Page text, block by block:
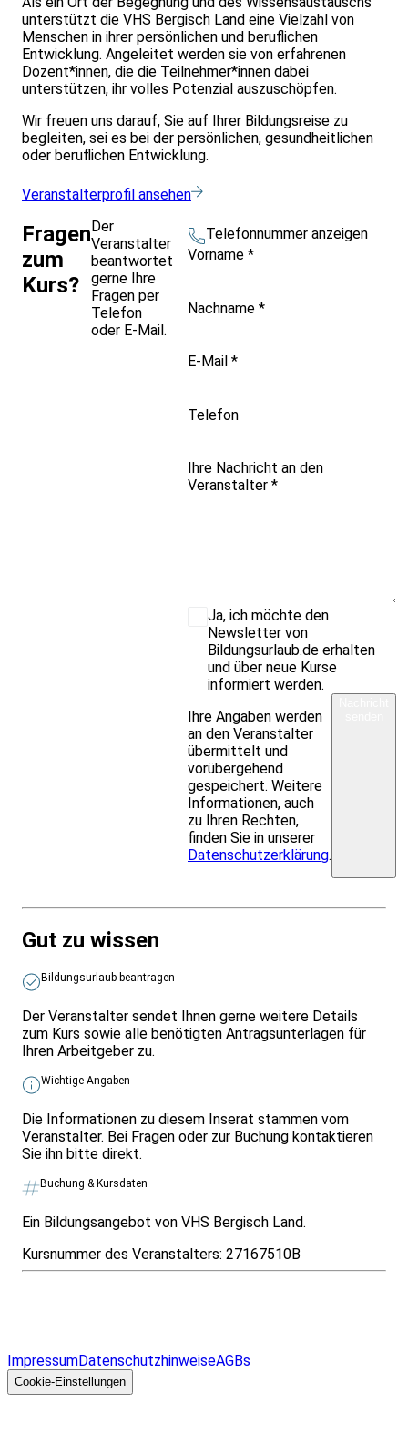
unterstützt die VHS Bergisch Land eine Vielzahl von
Menschen in ihrer persönlichen und beruflichen
Entwicklung. Angeleitet werden sie von erfahrenen
Dozent*innen, die die Teilnehmer*innen dabei
unterstützen, ihr volles Potenzial auszuschöpfen.
Wir freuen uns darauf, Sie auf Ihrer Bildungsreise zu
begleiten, sei es bei der persönlichen, gesundheitlichen
oder beruflichen Entwicklung.
Veranstalterprofil ansehen
Fragen
zum
Kurs?
Der
Veranstalter
beantwortet
gerne Ihre
Fragen per
Telefon
oder E-Mail.
Telefonnummer anzeigen
Vorname *
Nachname *
E-Mail *
Telefon
Ihre Nachricht an den
Veranstalter *
Ja, ich möchte den
Newsletter von
Bildungsurlaub.de erhalten
und über neue Kurse
informiert werden.
Ihre Angaben werden
an den Veranstalter
übermittelt und
vorübergehend
gespeichert. Weitere
Informationen, auch
zu Ihren Rechten,
finden Sie in unserer
Datenschutzerklärung.
Gut zu wissen
Bildungsurlaub beantragen
Der Veranstalter sendet Ihnen gerne weitere Details
zum Kurs sowie alle benötigten Antragsunterlagen für
Ihren Arbeitgeber zu.
Wichtige Angaben
Die Informationen zu diesem Inserat stammen vom
Veranstalter. Bei Fragen oder zur Buchung kontaktieren
Sie ihn bitte direkt.
Buchung & Kursdaten
Ein Bildungsangebot von VHS Bergisch Land.
Kursnummer des Veranstalters: 27167510B
ImpressumDatenschutzhinweiseAGBs
Cookie-Einstellungen